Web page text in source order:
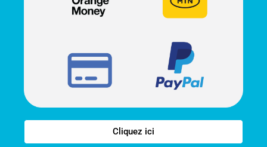
Cliquez ici